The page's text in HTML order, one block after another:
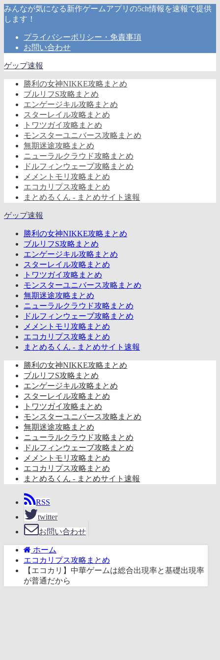
みんなが気になる新作ゲームアプリの5ch情報を速報で提供
します！
プライバシーポリシー・免責事項
お問い合わせ
ゲップ速報
勝利の女神NIKKE攻略まとめ
ブルリフS攻略まとめ
エンゲージキル攻略まとめ
スターレイル攻略まとめ
トワツガイ攻略まとめ
モンスターユニバース攻略まとめ
無期迷途攻略まとめ
ニューラルクラウド攻略まとめ
ドルフィンウェーブ攻略まとめ
メメントモリ攻略まとめ
エコカリプス攻略まとめ
まとめるくん - まとめサイト速報
ゲップ速報
勝利の女神NIKKE攻略まとめ
ブルリフS攻略まとめ
エンゲージキル攻略まとめ
スターレイル攻略まとめ
トワツガイ攻略まとめ
モンスターユニバース攻略まとめ
無期迷途攻略まとめ
ニューラルクラウド攻略まとめ
ドルフィンウェーブ攻略まとめ
メメントモリ攻略まとめ
エコカリプス攻略まとめ
まとめるくん - まとめサイト速報
勝利の女神NIKKE攻略まとめ
ブルリフS攻略まとめ
エンゲージキル攻略まとめ
スターレイル攻略まとめ
トワツガイ攻略まとめ
モンスターユニバース攻略まとめ
無期迷途攻略まとめ
ニューラルクラウド攻略まとめ
ドルフィンウェーブ攻略まとめ
メメントモリ攻略まとめ
エコカリプス攻略まとめ
まとめるくん - まとめサイト速報
RSS
twitter
お問い合わせ
ホーム
エコカリプス攻略まとめ
【エコカリ】中華ゲームは総合出現率と基礎出現率
が普通だから